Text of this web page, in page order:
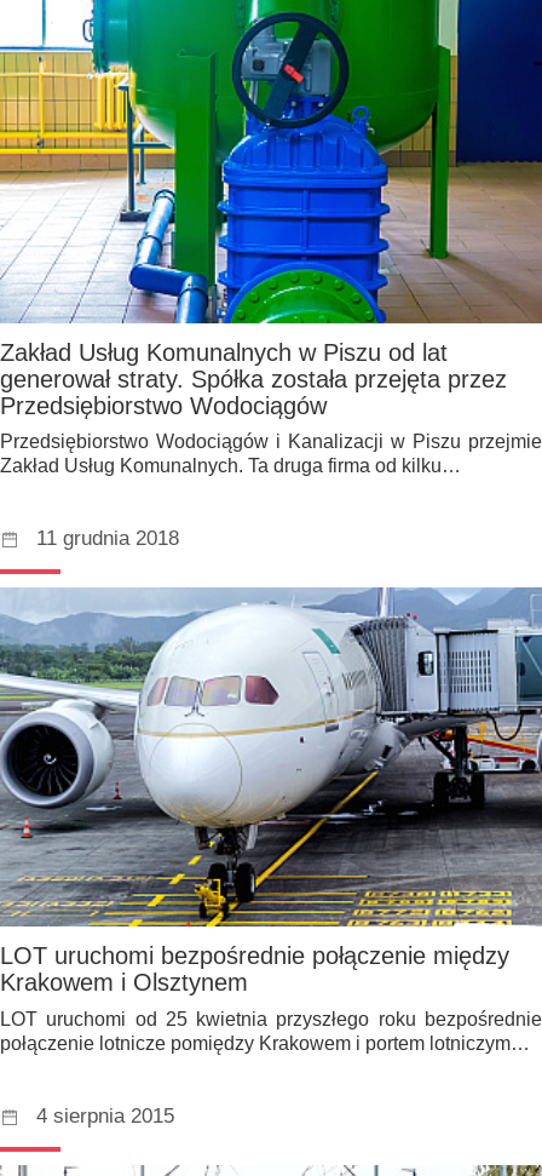
Zakład Usług Komunalnych w Piszu od lat
generował straty. Spółka została przejęta przez
Przedsiębiorstwo Wodociągów
Przedsiębiorstwo Wodociągów i Kanalizacji w Piszu przejmie
Zakład Usług Komunalnych. Ta druga firma od kilku…
11 grudnia 2018
LOT uruchomi bezpośrednie połączenie między
Krakowem i Olsztynem
LOT uruchomi od 25 kwietnia przyszłego roku bezpośrednie
połączenie lotnicze pomiędzy Krakowem i portem lotniczym…
4 sierpnia 2015